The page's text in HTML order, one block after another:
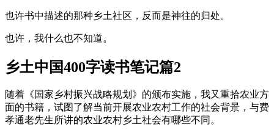
也许书中描述的那种乡土社区，反而是神往的归处。
也许，我什么也不知道。
乡土中国400字读书笔记篇2
随着《国家乡村振兴战略规划》的颁布实施，我又重拾农业方
面的书籍，试图了解当前开展农业农村工作的社会背景，与费
孝通老先生所讲的农业农村乡土社会有哪些不同。